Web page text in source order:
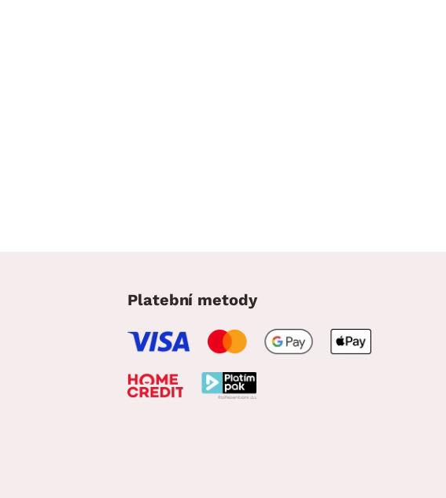
DOPLNKY
Platební metody